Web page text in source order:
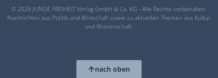
© 2026 JUNGE FREIHEIT Verlag GmbH & Co. KG - Alle Rechte vorbehalten.
Nachrichten aus Politik und Wirtschaft sowie zu aktuellen Themen aus Kultur
und Wissenschaft.
nach oben